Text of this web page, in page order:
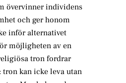
övervinner individens
och ger honom
inför alternativet
möjligheten av en
tron fordrar
kan icke leva utan